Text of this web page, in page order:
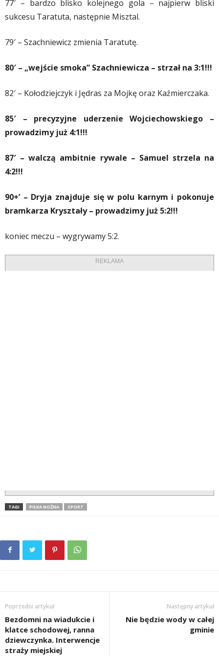
77′ – bardzo blisko kolejnego gola – najpierw bliski
sukcesu Taratuta, następnie Misztal.
79′ – Szachniewicz zmienia Taratutę.
80′ – „wejście smoka” Szachniewicza – strzał na 3:1!!!
82′ – Kołodziejczyk i Jędras za Mojkę oraz Kaźmierczaka.
85′ – precyzyjne uderzenie Wojciechowskiego –
prowadzimy już 4:1!!!
87′ – walczą ambitnie rywale – Samuel strzela na
4:2!!!
90+’ – Dryja znajduje się w polu karnym i pokonuje
bramkarza Kryształy – prowadzimy już 5:2!!!
koniec meczu – wygrywamy 5:2.
REKLAMA
TAGI PIŁKA NOŻNA SPORT
Poprzedni artykuł
Bezdomni na wiadukcie i
klatce schodowej, ranna
dziewczynka. Interwencje
straży miejskiej
Następny artykuł
Nie będzie wody w całej
gminie